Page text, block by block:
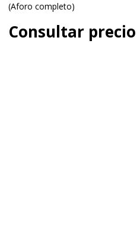
(Aforo completo)
Consultar precio